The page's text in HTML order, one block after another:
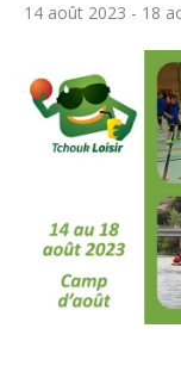
14 août 2023 - 18